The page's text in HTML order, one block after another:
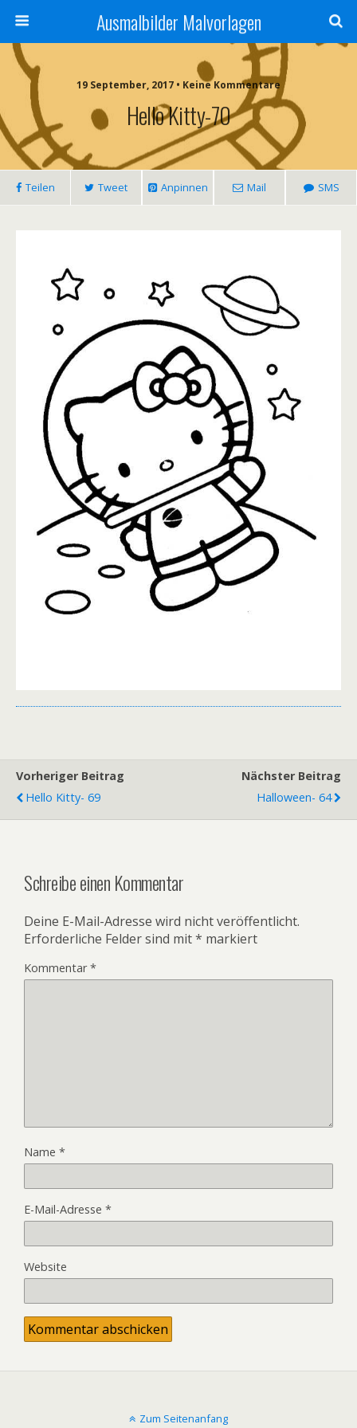
Ausmalbilder Malvorlagen
19 September, 2017 • Keine Kommentare
Hello Kitty-70
Teilen Tweet Anpinnen Mail SMS
Vorheriger Beitrag
Hello Kitty- 69
Nächster Beitrag
Halloween- 64
Schreibe einen Kommentar
Deine E-Mail-Adresse wird nicht veröffentlicht.
Erforderliche Felder sind mit* markiert
Kommentar*
Name *
E-Mail-Adresse *
Website
Zum Seitenanfang